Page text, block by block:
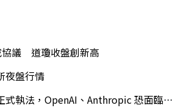
協議 道瓊收盤創新高
夜盤行情
執法，OpenAI、Anthropic 恐面臨天價罰款